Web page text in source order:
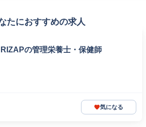
たにおすすめの求人
RIZAPの管理栄養士・保健師
気になる